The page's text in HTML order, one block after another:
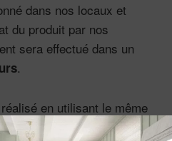
dans nos locaux et
du produit par nos
sera effectué dans un
.
en utilisant le même
utilisé pour la